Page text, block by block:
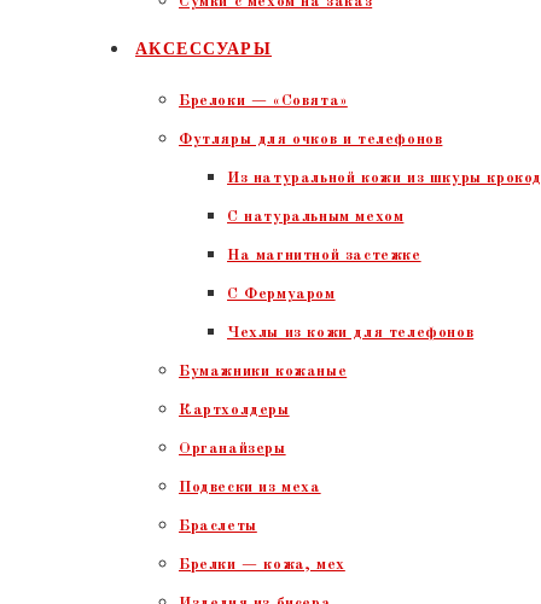
АКСЕССУАРЫ
Брелоки — «Совята»
Футляры для очков и телефонов
Из натуральной кожи из шкуры
С натуральным мехом
На магнитной застежке
С Фермуаром
Чехлы из кожи для телефонов
Бумажники кожаные
Картхолдеры
Органайзеры
Подвески из меха
Браслеты
Брелки — кожа, мех